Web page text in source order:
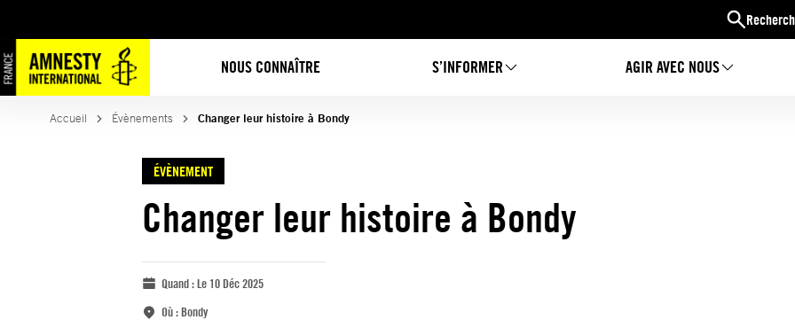
NOUS CONNAÎTRE S’INFORMER AGIR AVEC NOUS
Accueil Évènements Changer leur histoire à Bondy
ÉVÈNEMENT
Changer leur histoire à Bondy
Quand :Le 10 Déc 2025
Où :Bondy